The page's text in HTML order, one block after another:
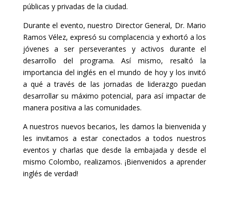
públicas y privadas de la ciudad.
Durante el evento, nuestro Director General, Dr. Mario
Ramos Vélez, expresó su complacencia y exhortó a los
jóvenes a ser perseverantes y activos durante el
desarrollo del programa. Así mismo, resaltó la
importancia del inglés en el mundo de hoy y los invitó
a qué a través de las jornadas de liderazgo puedan
desarrollar su máximo potencial, para así impactar de
manera positiva a las comunidades.
A nuestros nuevos becarios, les damos la bienvenida y
les invitamos a estar conectados a todos nuestros
eventos y charlas que desde la embajada y desde el
mismo Colombo, realizamos. ¡Bienvenidos a aprender
inglés de verdad!